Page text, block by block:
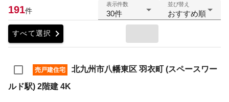
191件
表示件数
30件
並び替え
おすすめ順
すべて選択 chevron_right
売戸建住宅
北九州市八幡東区 羽衣町 (スペースワー
ルド駅) 2階建 4K